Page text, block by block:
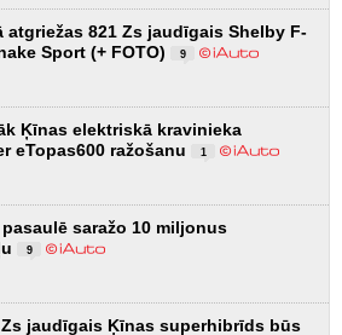
atgriežas 821 Zs jaudīgais Shelby F-
Sport (+ FOTO)
9
Ķīnas elektriskā kravinieka
eTopas600 ražošanu
1
saražo 10 miljonus
9
Zs jaudīgais Ķīnas superhibrīds būs